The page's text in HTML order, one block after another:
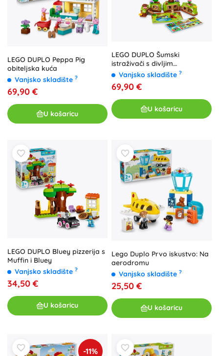
LEGO DUPLO Peppa Pig
obiteljska kuća
Vanjsko skladište ?
69,90 €
U košaricu
LEGO DUPLO Šumski
istraživači s divljim
životinjama
Vanjsko skladište ?
69,90 €
U košaricu
LEGO DUPLO Bluey pizzerija s
Muffin i Bluey
Vanjsko skladište ?
34,50 €
U košaricu
Lego Duplo Prvo iskustvo: Na
aerodromu
Vanjsko skladište ?
25,50 €
U košaricu
-11%